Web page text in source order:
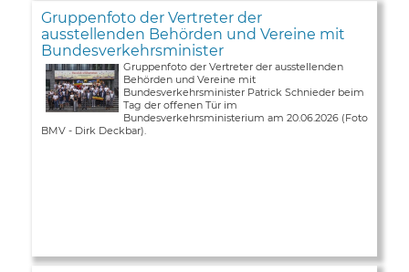
Gruppenfoto der Vertreter der
ausstellenden Behörden und Vereine mit
Bundesverkehrsminister
Gruppenfoto der Vertreter der ausstellenden
Behörden und Vereine mit
Bundesverkehrsminister Patrick Schnieder beim
Tag der offenen Tür im
Bundesverkehrsministerium am 20.06.2026 (Foto
BMV - Dirk Deckbar).